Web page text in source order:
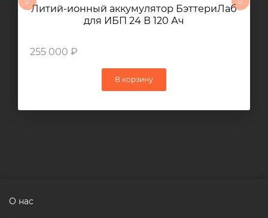
Литий-ионный аккумулятор БэттериЛаб
для ИБП 24 В 120 Ач
255 000 ₽
В корзину
О нас